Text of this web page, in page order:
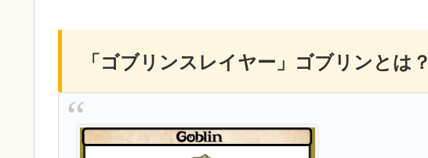
「ゴブリンスレイヤー」ゴブリンとは？